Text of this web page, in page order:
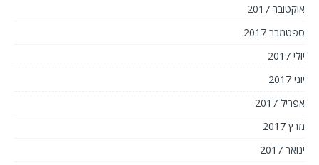
אוקטובר 2017
ספטמבר 2017
יולי 2017
יוני 2017
אפריל 2017
מרץ 2017
ינואר 2017